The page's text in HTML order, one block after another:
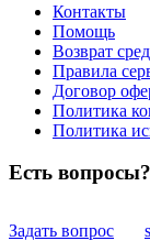
Контакты
Помощь
Возврат
Правила
Договор
Политика
Политика
Есть вопросы?
Задать вопрос